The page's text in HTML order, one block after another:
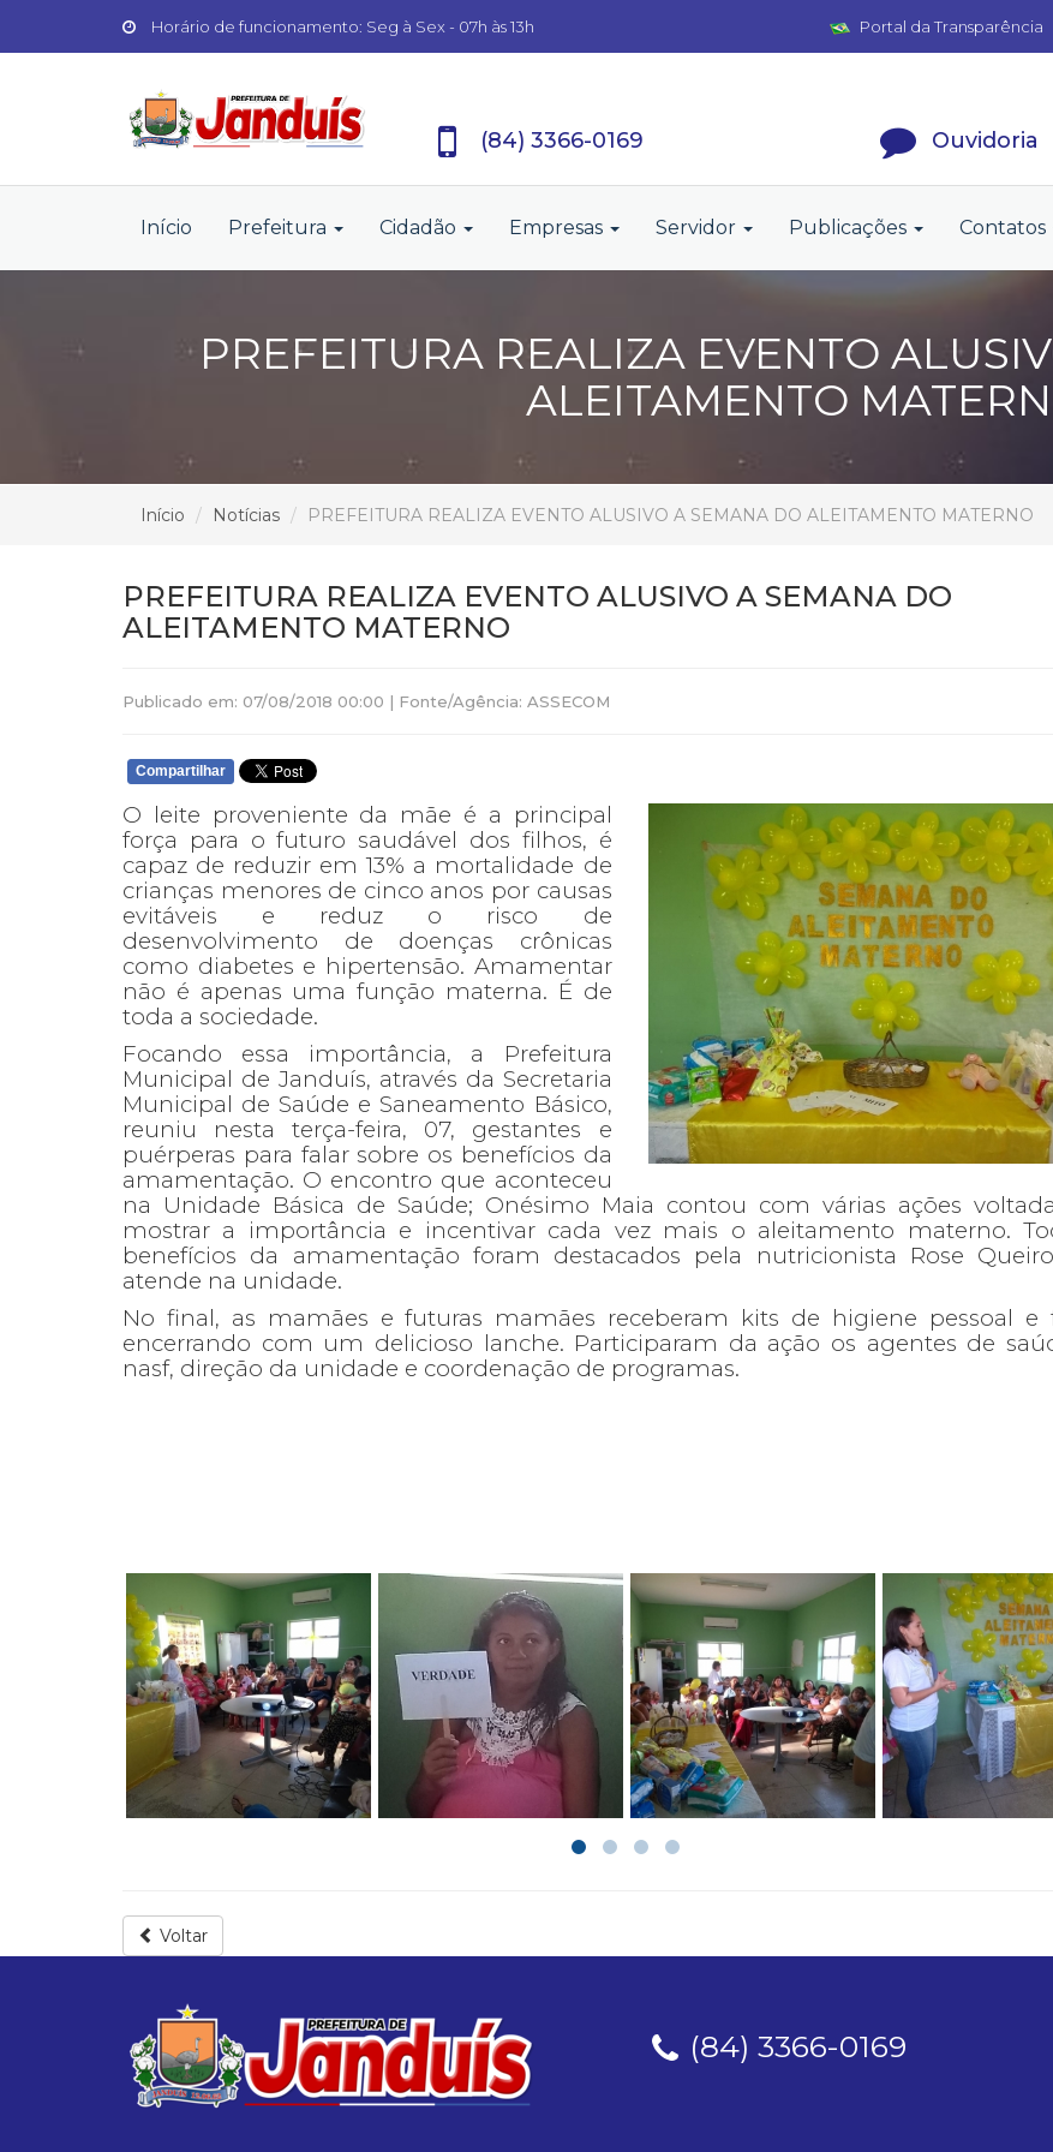
Horário de funcionamento: Seg à Sex - 07h às 13h Portal da Transparência
(84) 3366-0169 Ouvidoria
Início Prefeitura Cidadão Empresas Servidor Publicações Contatos
PREFEITURA REALIZA EVENTO
ALEITAMENTO
Início Notícias PREFEITURA REALIZA EVENTO ALUSIVO A SEMANA DO ALEITAMENTO MATERNO
PREFEITURA REALIZA EVENTO ALUSIVO A SEMANA DO
ALEITAMENTO MATERNO
Publicado em: 07/08/2018 00:00 | Fonte/Agência: ASSECOM
Compartilhar
O leite proveniente da mãe é a principal
força para o futuro saudável dos filhos, é
capaz de reduzir em 13% a mortalidade de
crianças menores de cinco anos por causas
evitáveis e reduz o risco de
desenvolvimento de doenças crônicas
como diabetes e hipertensão. Amamentar
não é apenas uma função materna. É de
toda a sociedade.
Focando essa importância, a Prefeitura
Municipal de Janduís, através da Secretaria
Municipal de Saúde e Saneamento Básico,
reuniu nesta terça-feira, 07, gestantes e
puérperas para falar sobre os benefícios da
amamentação. O encontro que aconteceu
na Unidade Básica de Saúde; Onésimo Maia contou com várias ações
mostrar a importância e incentivar cada vez mais o aleitamento materno.
benefícios da amamentação foram destacados pela nutricionista Rose
atende na unidade.
No final, as mamães e futuras mamães receberam kits de higiene pessoal e
encerrando com um delicioso lanche. Participaram da ação os agentes de
nasf, direção da unidade e coordenação de programas.
Voltar
(84) 3366-0169